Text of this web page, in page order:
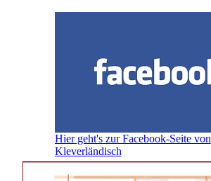
Hier geht's zur Facebook-Seite von
Kleverländisch